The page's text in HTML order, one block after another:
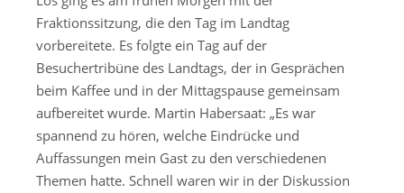
Fraktionssitzung, die den Tag im Landtag
vorbereitete. Es folgte ein Tag auf der
Besuchertribüne des Landtags, der in Gesprächen
beim Kaffee und in der Mittagspause gemeinsam
aufbereitet wurde. Martin Habersaat: „Es war
spannend zu hören, welche Eindrücke und
Auffassungen mein Gast zu den verschiedenen
Themen hatte. Schnell waren wir in der Diskussion